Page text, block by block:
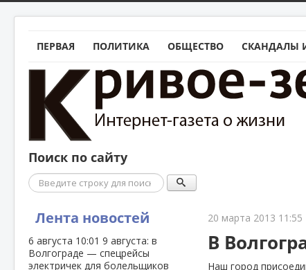
ПЕРВАЯ ПОЛИТИКА ОБЩЕСТВО СКАНДАЛЫ
Поиск по сайту
Поиск
Лента новостей
6 августа 10:01 9 августа: в
Волгограде — спецрейсы
электричек для болельщиков
20 марта 2013 11:55
В
Наш город